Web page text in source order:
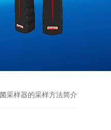
采样器的采样方法简介